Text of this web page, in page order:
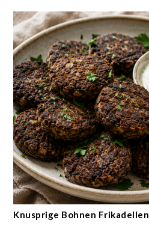
Knusprige Bohnen Frikadellen